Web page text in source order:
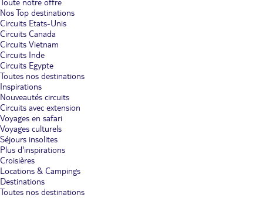
Toute notre offre
Nos Top destinations
Circuits Etats-Unis
Circuits Canada
Circuits Vietnam
Circuits Inde
Circuits Egypte
Toutes nos destinations
Inspirations
Nouveautés circuits
Circuits avec extension
Voyages en safari
Voyages culturels
Séjours insolites
Plus d'inspirations
Croisières
Locations & Campings
Destinations
Toutes nos destinations